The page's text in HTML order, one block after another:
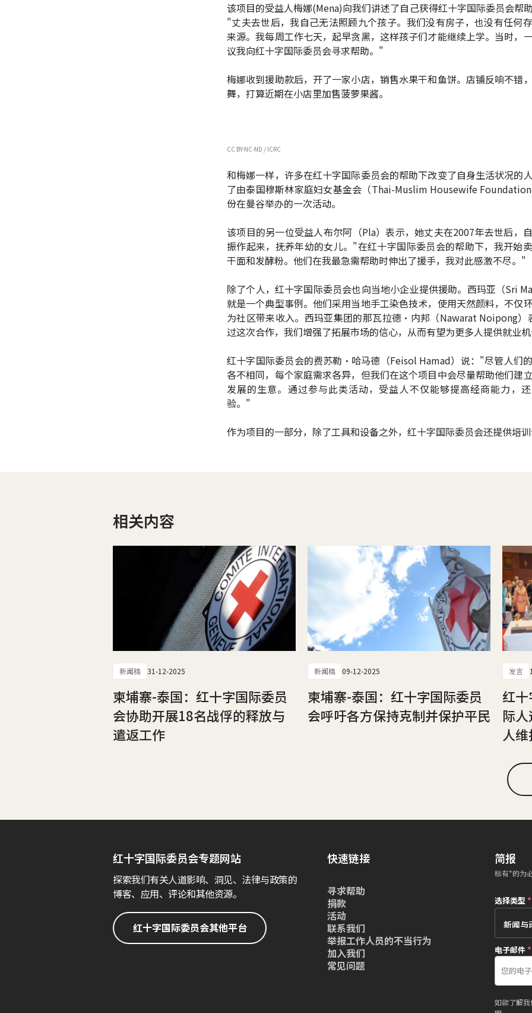
该项目的受益人梅娜(Mena)向我们讲述了自己获得红十字国际委员会帮
"丈夫去世后，我自己无法照顾九个孩子。我们没有房子，也没有任何
来源。我每周工作七天，起早贪黑，这样孩子们才能继续上学。当时，
议我向红十字国际委员会寻求帮助。"
梅娜收到援助款后，开了一家小店，销售水果干和鱼饼。店铺反响不错
舞，打算近期在小店里加售菠萝果酱。
CC BY-NC-ND / ICRC
和梅娜一样，许多在红十字国际委员会的帮助下改变了自身生活状况的
了由泰国穆斯林家庭妇女基金会（Thai-Muslim Housewife
份在曼谷举办的一次活动。
该项目的另一位受益人布尔阿（Pla）表示，她丈夫在2007年去世后，
振作起来，抚养年幼的女儿。"在红十字国际委员会的帮助下，我开始
干面和发酵粉。他们在我最急需帮助时伸出了援手，我对此感激不尽。"
除了个人，红十字国际委员会也向当地小企业提供援助。西玛亚（Sri
就是一个典型事例。他们采用当地手工染色技术，使用天然颜料，不仅
为社区带来收入。西玛亚集团的那瓦拉德·内邦（Nawarat Noipong）
过这次合作，我们增强了拓展市场的信心，从而有望为更多人提供就业
红十字国际委员会的费苏勒•哈马德（Feisol Hamad）说："尽管人们
各不相同，每个家庭需求各异，但我们在这个项目中会尽量帮助他们建
发展的生意。通过参与此类活动，受益人不仅能够提高经商能力，
验。"
作为项目的一部分，除了工具和设备之外，红十字国际委员会还提供培
相关内容
新闻稿 31-12-2025
柬埔寨-泰国：红十字国际委员
会协助开展18名战俘的释放与
遣返工作
新闻稿 09-12-2025
柬埔寨-泰国：红十字国际委员
会呼吁各方保持克制并保护平民
发言
红
际
人
红十字国际委员会专题网站
探索我们有关人道影响、洞见、法律与政策的
博客、应用、评论和其他资源。
红十字国际委员会其他平台
快速链接
寻求帮助
捐款
活动
联系我们
举报工作人员的不当行为
加入我们
常见问题
简报
标有*的为
选择类型*
电子邮件*
如欲了解